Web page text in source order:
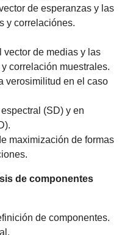
de esperanzas y las
y correlaciónes.
vector de medias y las
correlación muestrales.
verosimilitud en el caso
(SD) y en
maximización de formas
de componentes
de componentes.